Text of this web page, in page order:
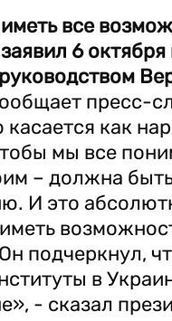
все
6
пресс-
касается как
мы все
– должна
И это
подчеркнул,
в
- сказал